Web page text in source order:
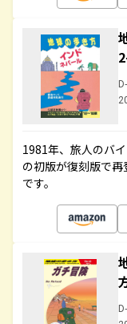
1981年、旅人のバ
の初版が復刻版で
です。